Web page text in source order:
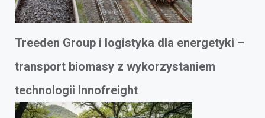
Treeden Group i logistyka dla energetyki –
transport biomasy z wykorzystaniem
technologii Innofreight